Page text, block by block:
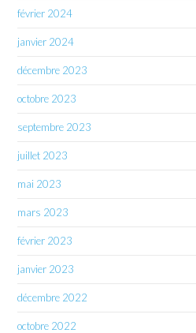
février 2024
janvier 2024
décembre 2023
octobre 2023
septembre 2023
juillet 2023
mai 2023
mars 2023
février 2023
janvier 2023
décembre 2022
octobre 2022